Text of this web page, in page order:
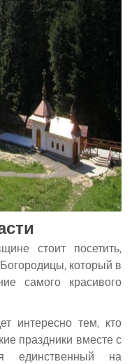
стоит посетить,
который в
самого красивого
интересно тем, кто
праздники вместе с
единственный на